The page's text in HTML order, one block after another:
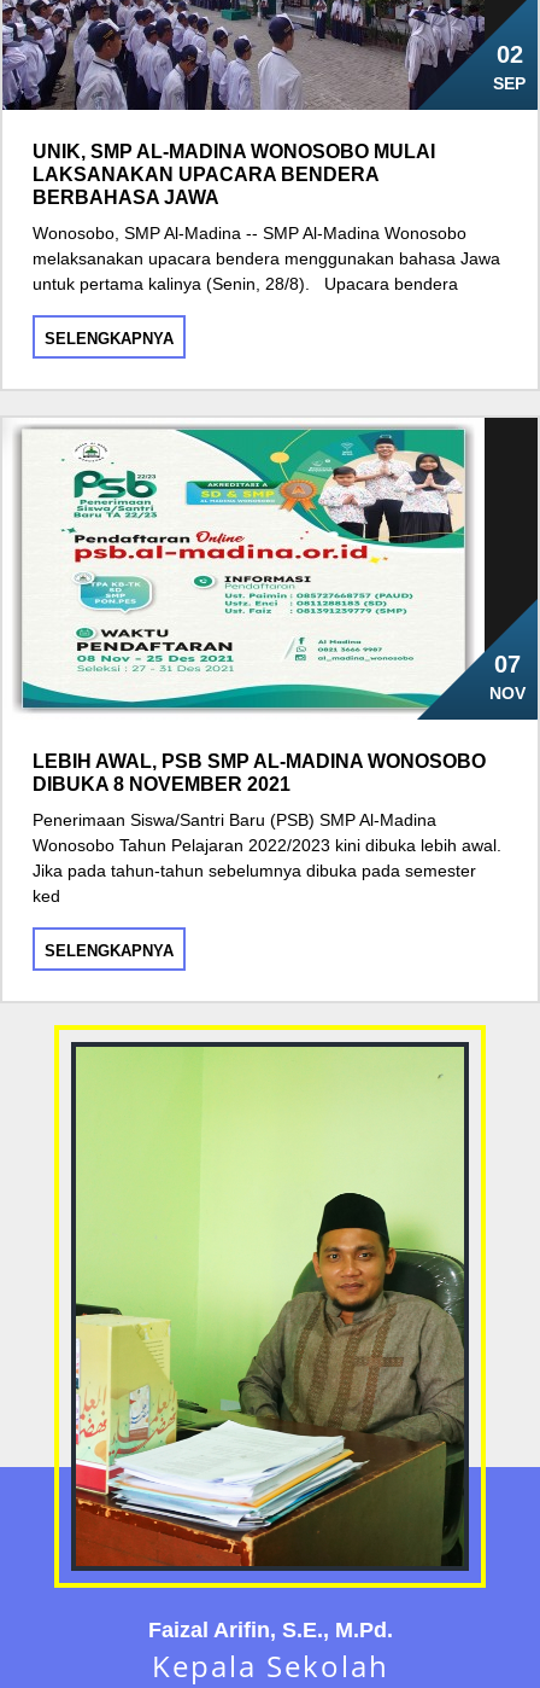
02
SEP
UNIK, SMP AL-MADINA WONOSOBO MULAI
LAKSANAKAN UPACARA BENDERA
BERBAHASA JAWA
Wonosobo, SMP Al-Madina -- SMP Al-Madina Wonosobo
melaksanakan upacara bendera menggunakan bahasa Jawa
untuk pertama kalinya (Senin, 28/8). Upacara bendera
SELENGKAPNYA
07
NOV
LEBIH AWAL, PSB SMP AL-MADINA WONOSOBO
DIBUKA 8 NOVEMBER 2021
Penerimaan Siswa/Santri Baru (PSB) SMP Al-Madina
Wonosobo Tahun Pelajaran 2022/2023 kini dibuka lebih awal.
Jika pada tahun-tahun sebelumnya dibuka pada semester
ked
SELENGKAPNYA
Faizal Arifin, S.E., M.Pd.
Kepala Sekolah